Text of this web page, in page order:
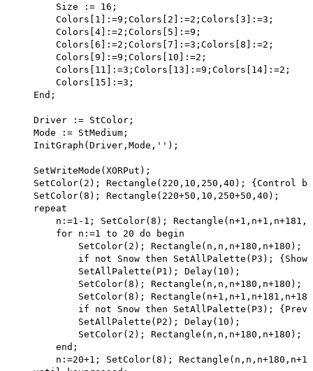
        Size := 16;
        Colors[1]:=9;Colors[2]:=2;Colors[3]:=3;
        Colors[4]:=2;Colors[5]:=9;
        Colors[6]:=2;Colors[7]:=3;Colors[8]:=2;
        Colors[9]:=9;Colors[10]:=2;
        Colors[11]:=3;Colors[13]:=9;Colors[14]:=2;
        Colors[15]:=3;
    End;
    Driver := StColor;
    Mode := StMedium;
    InitGraph(Driver,Mode,'');
    SetWriteMode(XORPut);
SetColor(2); Rectangle(220,10,250,40); {Control
    SetColor(8); Rectangle(220+50,10,250+50,40);
    repeat
n:=1-1; SetColor(8);
        for n:=1 to 20 do begin
            SetColor(2); Rectangle(n,n,n+180,n+180);
if not Snow then SetAllPalette(P3); {Show
            SetAllPalette(P1); Delay(10);
            SetColor(8); Rectangle(n,n,n+180,n+180);
SetColor(8);
if not Snow then SetAllPalette(P3);
            SetAllPalette(P2); Delay(10);
            SetColor(2); Rectangle(n,n,n+180,n+180);
        end;
n:=20+1; SetColor(8);